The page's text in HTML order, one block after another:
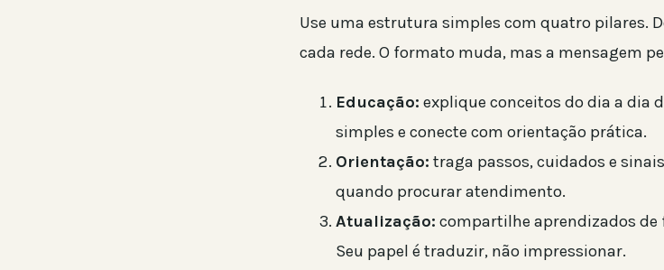
Use uma estrutura simples com quatro pilares.
cada rede. O formato muda, mas a mensagem
Educação: explique conceitos do dia a dia
simples e conecte com orientação prática.
Orientação: traga passos, cuidados e
quando procurar atendimento.
Atualização: compartilhe aprendizados
Seu papel é traduzir, não impressionar.